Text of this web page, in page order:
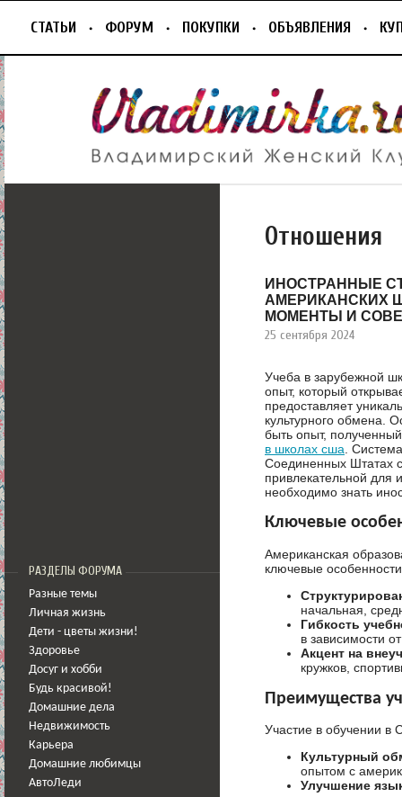
СТАТЬИ ФОРУМ ПОКУПКИ ОБЪЯВЛЕНИЯ
РАЗДЕЛЫ ФОРУМА
Разные темы
Личная жизнь
Дети - цветы жизни!
Здоровье
Досуг и хобби
Будь красивой!
Домашние дела
Недвижимость
Карьера
Домашние любимцы
АвтоЛеди
Отношения
ИНОСТРАННЫЕ
АМЕРИКАНСКИХ
МОМЕНТЫ И
25 сентября 2024
Учеба в зарубежной
опыт, который
предоставляет
культурного обмена.
быть опыт,
в школах сша .
Соединенных Штатах
привлекательной для
необходимо знать
Ключевые
Американская
ключевые
начальная,
Гибкость
в зависимости
Акцент на
кружков,
Преимущества
Участие в обучении
Культурный
опытом с
Улучшение